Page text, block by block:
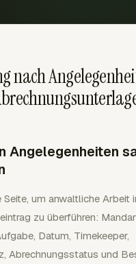
nach
Angelegenheiten
um anwaltliche Arbeit
zu überführen:
Datum, Timekeeper,
Abrechnungsstatus und